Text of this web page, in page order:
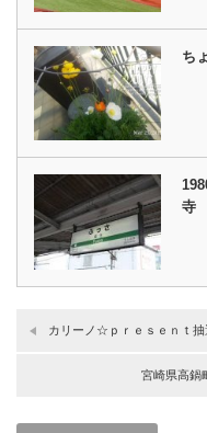
ち
寺
カリーノ☆ｐｒｅｓｅｎｔ抽
宮崎県高鍋